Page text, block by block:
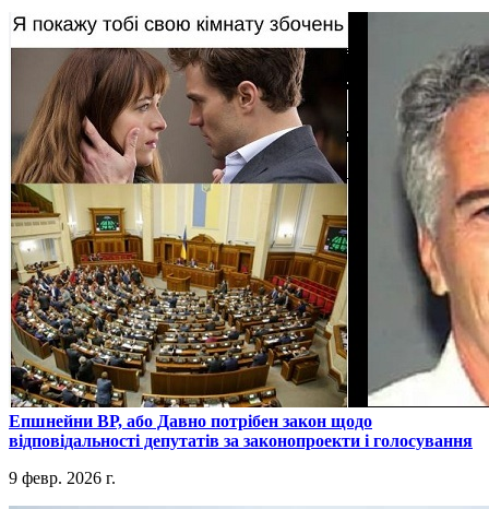
​Епшнейни ВР, або Давно потрібен закон щодо
відповідальності депутатів за законопроекти і голосування
9 февр. 2026 г.